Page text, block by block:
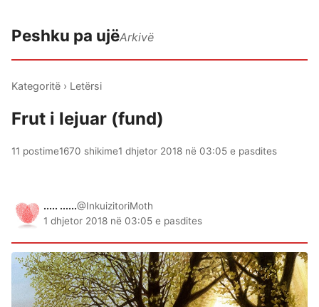
Peshku pa ujëArkivë
Kategoritë › Letërsi
Frut i lejuar (fund)
11 postime1670 shikime1 dhjetor 2018 në 03:05 e pasdites
..... ......@InkuizitoriMoth
1 dhjetor 2018 në 03:05 e pasdites